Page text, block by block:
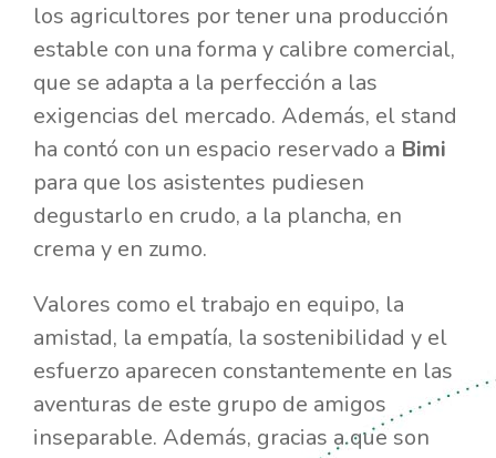
los agricultores por tener una producción
estable con una forma y calibre comercial,
que se adapta a la perfección a las
exigencias del mercado. Además, el stand
ha contó con un espacio reservado a Bimi
para que los asistentes pudiesen
degustarlo en crudo, a la plancha, en
crema y en zumo.
Valores como el trabajo en equipo, la
amistad, la empatía, la sostenibilidad y el
esfuerzo aparecen constantemente en las
aventuras de este grupo de amigos
inseparable. Además, gracias a que son